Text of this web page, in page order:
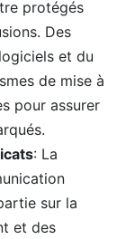
protégés
Des
et du
de mise à
pour assurer
: La
sur la
et des